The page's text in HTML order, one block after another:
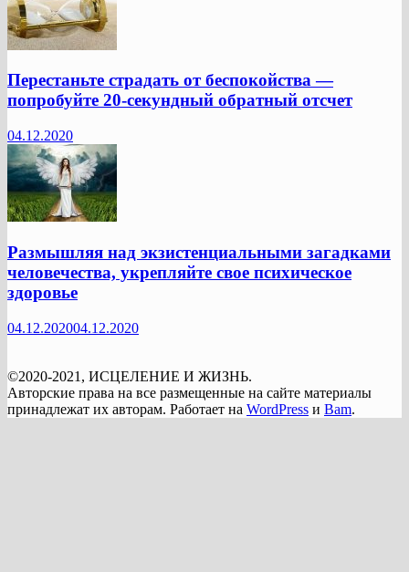
Перестаньте страдать от беспокойства —
попробуйте 20-секундный обратный отсчет
04.12.2020
Размышляя над экзистенциальными загадками
человечества, укрепляйте свое психическое
здоровье
04.12.202004.12.2020
©2020-2021, ИСЦЕЛЕНИЕ И ЖИЗНЬ.
Авторские права на все размещенные на сайте материалы
принадлежат их авторам. Работает на WordPress и Bam.